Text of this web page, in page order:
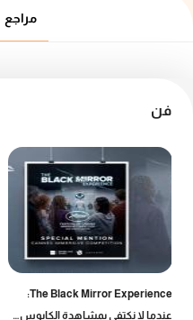
مراجع
فن
The Black Mirror Experience:
عندما لا نكتفي بمشاهدة الكابوس…